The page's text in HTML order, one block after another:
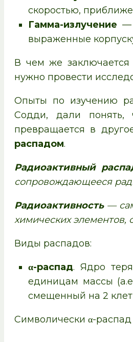
скоростью,
Гамма-излучение —
выраженные
В чем же заключается
нужно провести
Опыты по изучению
Содди, дали понять,
превращается в
распадом.
Радиоактивный
сопровождающееся
Радиоактивность—
химических элементов,
Виды распадов:
α-распад. Ядро
единицам массы
смещенный на 2
Символически α-распад